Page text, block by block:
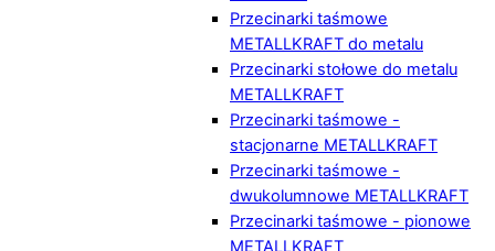
Przecinarki taśmowe
METALLKRAFT do metalu
Przecinarki stołowe do metalu
METALLKRAFT
Przecinarki taśmowe -
stacjonarne METALLKRAFT
Przecinarki taśmowe -
dwukolumnowe METALLKRAFT
Przecinarki taśmowe - pionowe
METALLKRAFT